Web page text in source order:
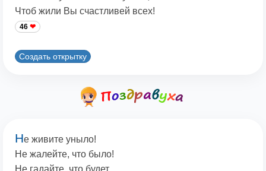
Чтоб жили Вы счастливей всех!
46
Создать открытку
Не живите уныло!
Не жалейте, что было!
Не гадайте, что будет,